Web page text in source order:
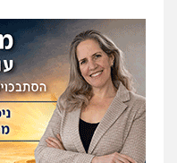
עו"ד
פלילי
עו"ד
פשיעה
וחקירות